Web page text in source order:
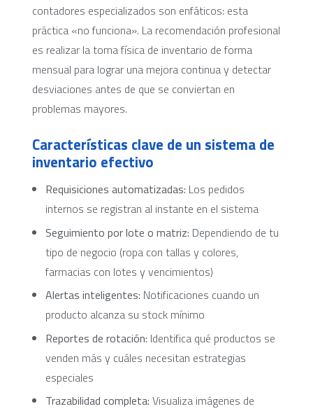
contadores especializados son enfáticos: esta
práctica «no funciona». La recomendación profesional
es realizar la toma física de inventario de forma
mensual para lograr una mejora continua y detectar
desviaciones antes de que se conviertan en
problemas mayores.
Características clave de un sistema de
inventario efectivo
Requisiciones automatizadas: Los pedidos
internos se registran al instante en el sistema
Seguimiento por lote o matriz: Dependiendo de tu
tipo de negocio (ropa con tallas y colores,
farmacias con lotes y vencimientos)
Alertas inteligentes: Notificaciones cuando un
producto alcanza su stock mínimo
Reportes de rotación: Identifica qué productos se
venden más y cuáles necesitan estrategias
especiales
Trazabilidad completa: Visualiza imágenes de